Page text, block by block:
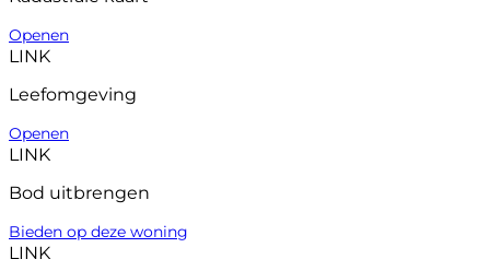
Openen
LINK
Leefomgeving
Openen
LINK
Bod uitbrengen
Bieden op deze woning
LINK